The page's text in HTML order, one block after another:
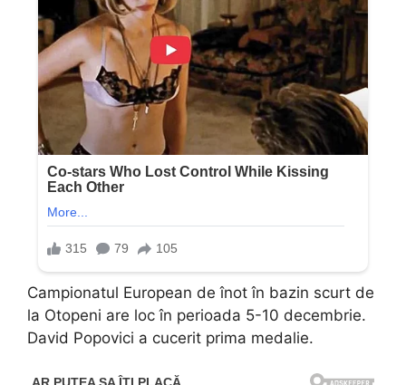
Campionatul European de înot în bazin scurt de
la Otopeni are loc în perioada 5-10 decembrie.
David Popovici a cucerit prima medalie.